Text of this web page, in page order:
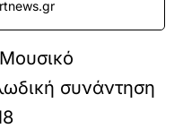
συνάντηση